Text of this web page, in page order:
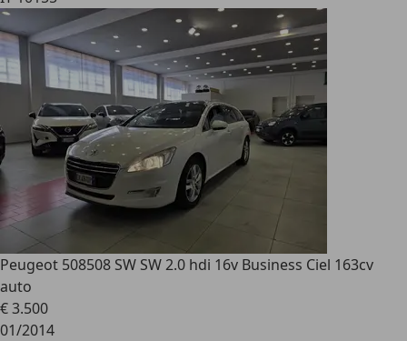
Peugeot 508508 SW SW 2.0 hdi 16v Business Ciel 163cv
auto
€ 3.500
01/2014